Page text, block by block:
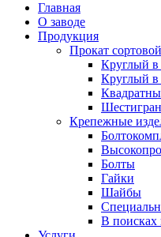
Главная
О заводе
Продукция
Прокат
Круглый в
Круглый в
Крепежные
Болты
Гайки
Шайбы
В поисках